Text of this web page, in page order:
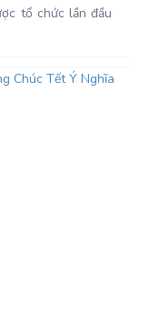
tổ chức lần đầu